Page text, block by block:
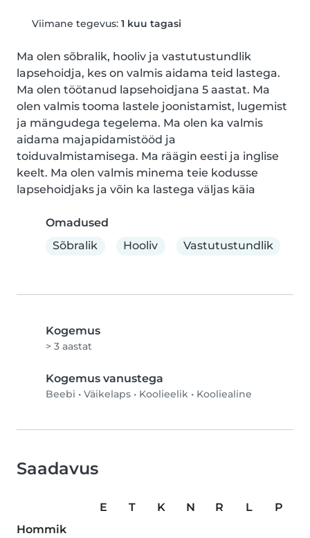
Viimane tegevus: 1 kuu tagasi
Ma olen sõbralik, hooliv ja vastutustundlik
lapsehoidja, kes on valmis aidama teid lastega.
Ma olen töötanud lapsehoidjana 5 aastat. Ma
olen valmis tooma lastele joonistamist, lugemist
ja mängudega tegelema. Ma olen ka valmis
aidama majapidamistööd ja
toiduvalmistamisega. Ma räägin eesti ja inglise
keelt. Ma olen valmis minema teie kodusse
lapsehoidjaks ja võin ka lastega väljas käia
Omadused
Sõbralik
Hooliv Vastutustundlik
Kogemus
> 3 aastat
Kogemus vanustega
Beebi • Väikelaps • Koolieelik • Kooliealine
Saadavus
E T K N R L
P
Hommik